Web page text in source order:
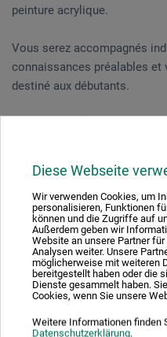
Diese Webseite
Wir verwenden Cookies, um
personalisieren, Funktionen
können und die Zugriffe auf
Außerdem geben wir
Website an unsere Partner
Analysen weiter. Unsere
möglicherweise mit weiteren
bereitgestellt haben oder die
Dienste gesammelt haben.
Cookies, wenn Sie unsere
Weitere Informationen finden
Datenschutzerklärung.
peinture acrylique.
Vous serez accompagnés
connaissances préalables et
destiné aux débutants.
Aarberg * | 2 jours 02.07.-
appelez-nous.
* Ce cours bilingue est
allemand.
Activité pédagogique pour